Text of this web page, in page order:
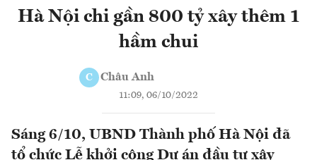
Hà Nội chi gần 800 tỷ xây thêm 1
hầm chui
C Châu Anh
11:09, 06/10/2022
Sáng 6/10, UBND Thành phố Hà Nội đã
tổ chức Lễ khởi công Dự án đầu tư xây